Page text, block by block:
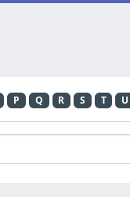
P Q R S T U